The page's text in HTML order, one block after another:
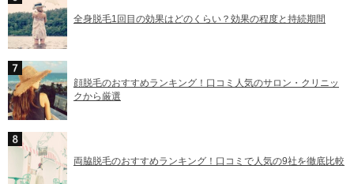
全身脱毛1回目の効果はどのくらい？効果の程度と持続期間
顔脱毛のおすすめランキング！口コミ人気のサロン・クリニッ
クから厳選
両脇脱毛のおすすめランキング！口コミで人気の9社を徹底比較